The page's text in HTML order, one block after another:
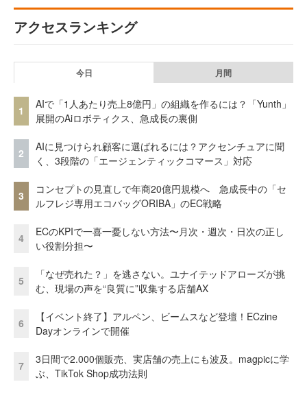
アクセスランキング
今日 月間
1
AIで「1人あたり売上8億円」の組織を作るには？「Yunth」
展開のAiロボティクス、急成長の裏側
2
AIに見つけられ顧客に選ばれるには？アクセンチュアに聞
く、3段階の「エージェンティックコマース」対応
3
コンセプトの見直しで年商20億円規模へ 急成長中の「セ
ルフレジ専用エコバッグORIBA」のEC戦略
4
ECのKPIで一喜一憂しない方法〜月次・週次・日次の正し
い役割分担〜
5
「なぜ売れた？」を逃さない。ユナイテッドアローズが挑
む、現場の声を“良質に”収集する店舗AX
6
【イベント終了】アルペン、ビームスなど登壇！ECzine
Dayオンラインで開催
7
3日間で2.000個販売、実店舗の売上にも波及。magpicに学
ぶ、TikTok Shop成功法則